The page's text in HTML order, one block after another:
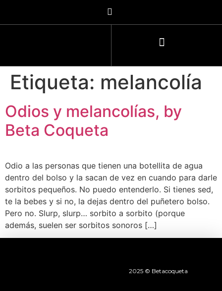
Etiqueta: melancolía
Odios y melancolías, by
Beta Coqueta
Odio a las personas que tienen una botellita de agua
dentro del bolso y la sacan de vez en cuando para darle
sorbitos pequeños. No puedo entenderlo. Si tienes sed,
te la bebes y si no, la dejas dentro del puñetero bolso.
Pero no. Slurp, slurp… sorbito a sorbito (porque
además, suelen ser sorbitos sonoros […]
2025 © Betacoqueta